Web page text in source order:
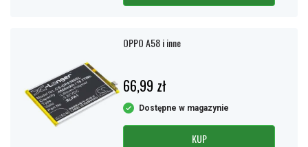
OPPO A58 i inne
66,99 zł
Dostępne w magazynie
KUP